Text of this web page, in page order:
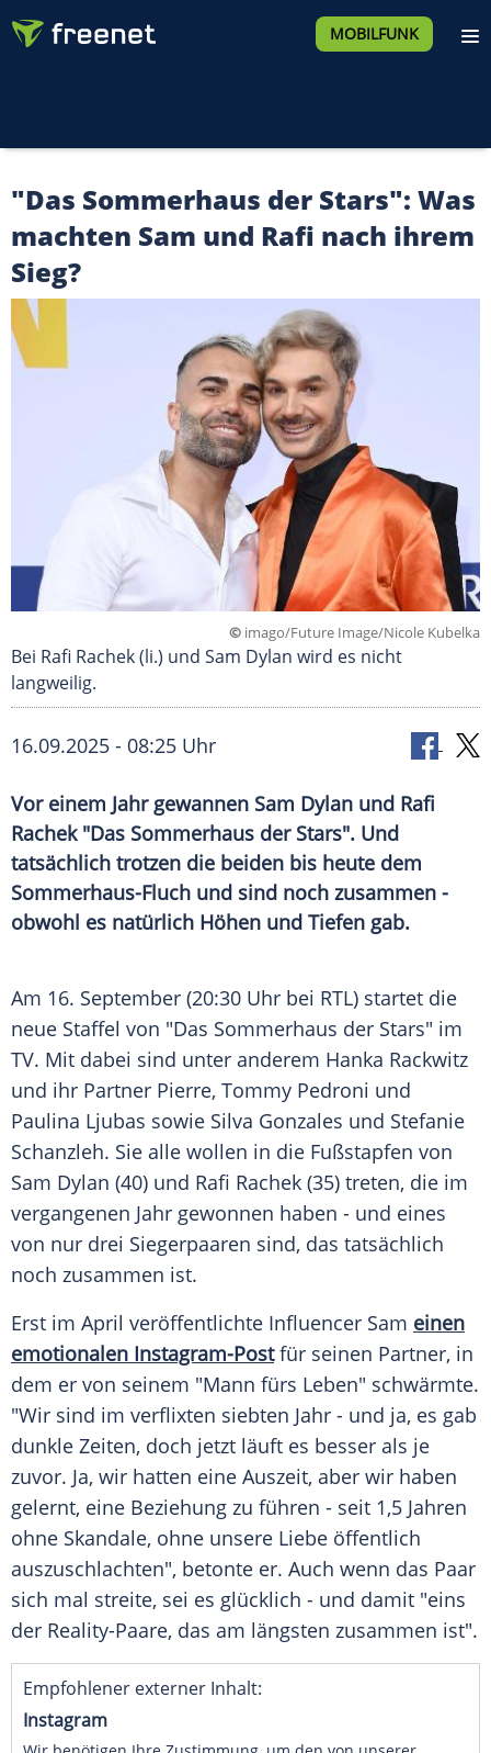
MOBILFUNK
"Das Sommerhaus der Stars": Was
machten Sam und Rafi nach ihrem
Sieg?
© imago/Future Image/Nicole Kubelka
Bei Rafi Rachek (li.) und Sam Dylan wird es nicht
langweilig.
16.09.2025 - 08:25 Uhr
Vor einem Jahr gewannen Sam Dylan und Rafi
Rachek "Das Sommerhaus der Stars". Und
tatsächlich trotzen die beiden bis heute dem
Sommerhaus-Fluch und sind noch zusammen -
obwohl es natürlich Höhen und Tiefen gab.
Am 16. September (20:30 Uhr bei RTL) startet die
neue Staffel von "Das Sommerhaus der Stars" im
TV. Mit dabei sind unter anderem Hanka Rackwitz
und ihr Partner Pierre, Tommy Pedroni und
Paulina Ljubas sowie Silva Gonzales und Stefanie
Schanzleh. Sie alle wollen in die Fußstapfen von
Sam Dylan (40) und Rafi Rachek (35) treten, die im
vergangenen Jahr gewonnen haben - und eines
von nur drei Siegerpaaren sind, das tatsächlich
noch zusammen ist.
Erst im April veröffentlichte Influencer Sam einen
emotionalen Instagram-Postfür seinen Partner, in
dem er von seinem "Mann fürs Leben" schwärmte.
"Wir sind im verflixten siebten Jahr - und ja, es gab
dunkle Zeiten, doch jetzt läuft es besser als je
zuvor. Ja, wir hatten eine Auszeit, aber wir haben
gelernt, eine Beziehung zu führen - seit 1,5 Jahren
ohne Skandale, ohne unsere Liebe öffentlich
auszuschlachten", betonte er. Auch wenn das Paar
sich mal streite, sei es glücklich - und damit "eins
der Reality-Paare, das am längsten zusammen ist".
Empfohlener externer Inhalt:
Instagram